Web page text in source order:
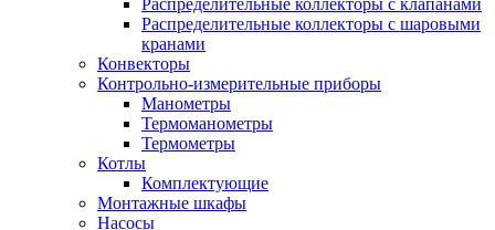
Распределительные коллекторы с клапанами
Распределительные коллекторы с шаровыми
кранами
Конвекторы
Контрольно-измерительные приборы
Манометры
Термоманометры
Термометры
Котлы
Комплектующие
Монтажные шкафы
Насосы